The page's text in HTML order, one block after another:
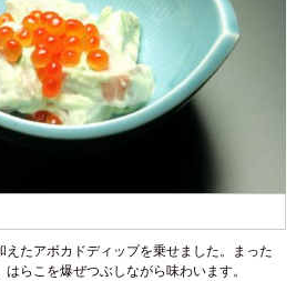
たアボカドディップを乗せました。まった
らこを爆ぜつぶしながら味わいます。